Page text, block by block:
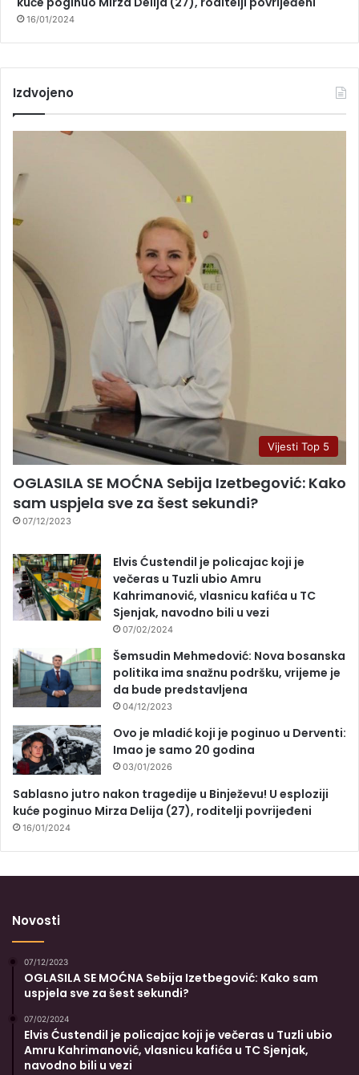
16/01/2024
Izdvojeno
Vijesti Top 5
OGLASILA SE MOĆNA Sebija Izetbegović: Kako
sam uspjela sve za šest sekundi?
07/12/2023
Elvis Ćustendil je policajac koji je
večeras u Tuzli ubio Amru
Kahrimanović, vlasnicu kafića u TC
Sjenjak, navodno bili u vezi
07/02/2024
Šemsudin Mehmedović: Nova bosanska
politika ima snažnu podršku, vrijeme je
da bude predstavljena
04/12/2023
Ovo je mladić koji je poginuo u Derventi:
Imao je samo 20 godina
03/01/2026
Sablasno jutro nakon tragedije u Binježevu! U esploziji
kuće poginuo Mirza Delija (27), roditelji povrijeđeni
16/01/2024
Novosti
07/12/2023
OGLASILA SE MOĆNA Sebija Izetbegović: Kako sam
uspjela sve za šest sekundi?
07/02/2024
Elvis Ćustendil je policajac koji je večeras u Tuzli ubio
Amru Kahrimanović, vlasnicu kafića u TC Sjenjak,
navodno bili u vezi